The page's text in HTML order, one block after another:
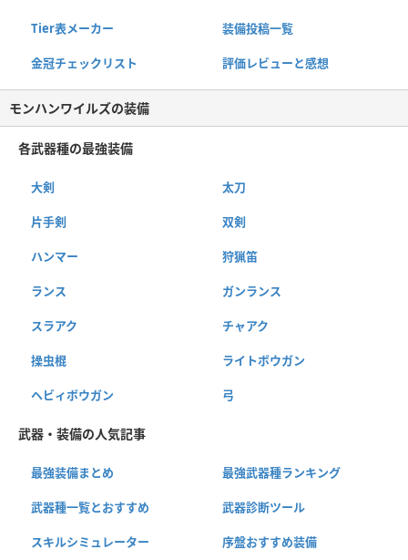
Tier表メーカー 装備投稿一覧
金冠チェックリスト 評価レビューと感想
モンハンワイルズの装備
各武器種の最強装備
大剣 太刀
片手剣 双剣
ハンマー 狩猟笛
ランス ガンランス
スラアク チャアク
操虫棍 ライトボウガン
ヘビィボウガン 弓
武器・装備の人気記事
最強装備まとめ 最強武器種ランキング
武器種一覧とおすすめ 武器診断ツール
スキルシミュレーター 序盤おすすめ装備